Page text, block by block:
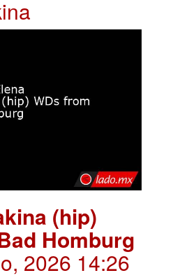
(hip)
Homburg
2026 14:26